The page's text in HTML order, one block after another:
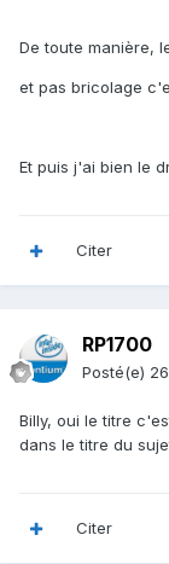
De toute manière,
et pas bricolage
Et puis j'ai bien le
Citer
RP1700
Posté(e)
Billy, oui le titre
dans le titre du
Citer